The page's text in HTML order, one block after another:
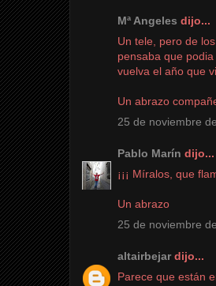
Mª Angeles dijo...
Un tele, pero de
pensaba que
vuelva el año que
Un abrazo
25 de noviembre
Pablo Marín dijo...
¡¡¡ Míralos, que
Un abrazo
25 de noviembre
altairbejardijo...
Parece que están